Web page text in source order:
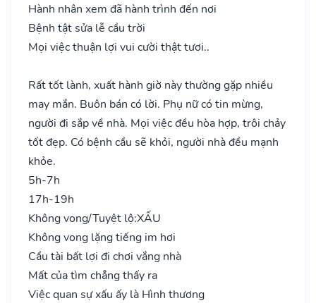
Hành nhân xem đã hành trình đến nơi
Bệnh tật sửa lễ cầu trời
Mọi việc thuận lợi vui cười thật tươi..
Rất tốt lành, xuất hành giờ này thường gặp nhiều
may mắn. Buôn bán có lời. Phụ nữ có tin mừng,
người đi sắp về nhà. Mọi việc đều hòa hợp, trôi chảy
tốt đẹp. Có bệnh cầu sẽ khỏi, người nhà đều mạnh
khỏe.
5h-7h
17h-19h
Không vong/Tuyệt lộ:XẤU
Không vong lặng tiếng im hơi
Cầu tài bất lợi đi chơi vắng nhà
Mất của tìm chẳng thấy ra
Việc quan sự xấu ấy là Hình thương